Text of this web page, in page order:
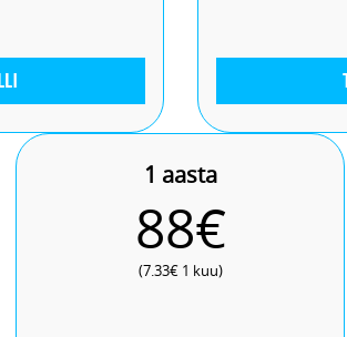
1 aasta
88€
(7.33€ 1 kuu)